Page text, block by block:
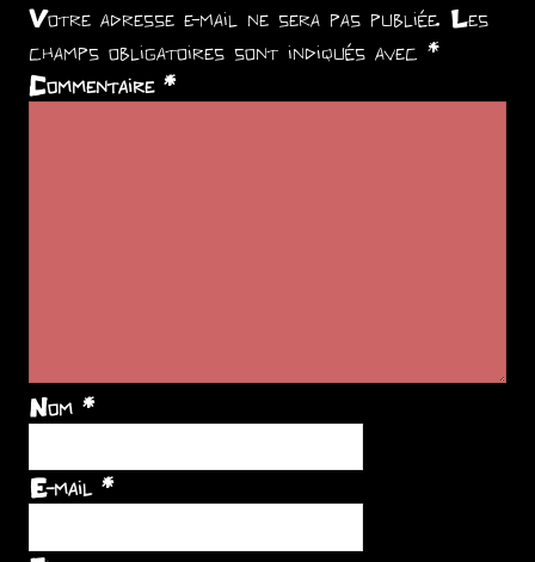
Votre adresse e-mail ne sera pas publiée. Les
champs obligatoires sont indiqués avec *
Commentaire *
Nom *
E-mail *